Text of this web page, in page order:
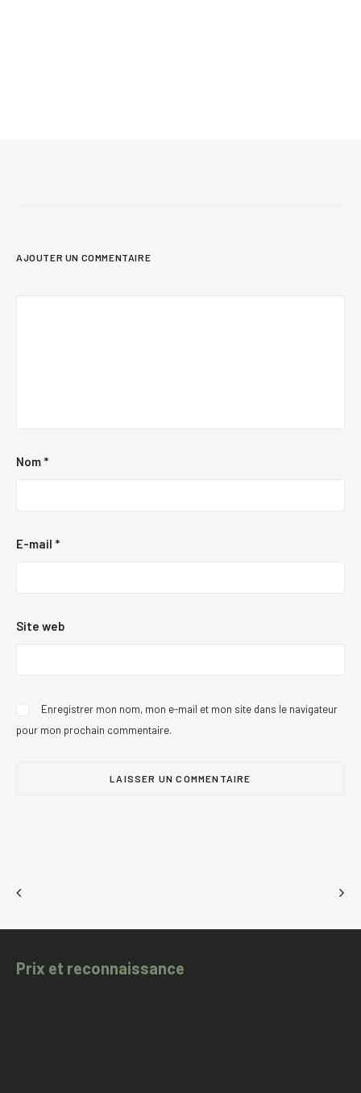
AJOUTER UN COMMENTAIRE
Nom *
E-mail *
Site web
Enregistrer mon nom, mon e-mail et mon site dans le navigateur
pour mon prochain commentaire.
Prix et reconnaissance